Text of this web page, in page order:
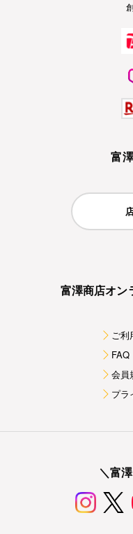
富
富澤商店オン
ご
FAQ
会員
プラ
＼富